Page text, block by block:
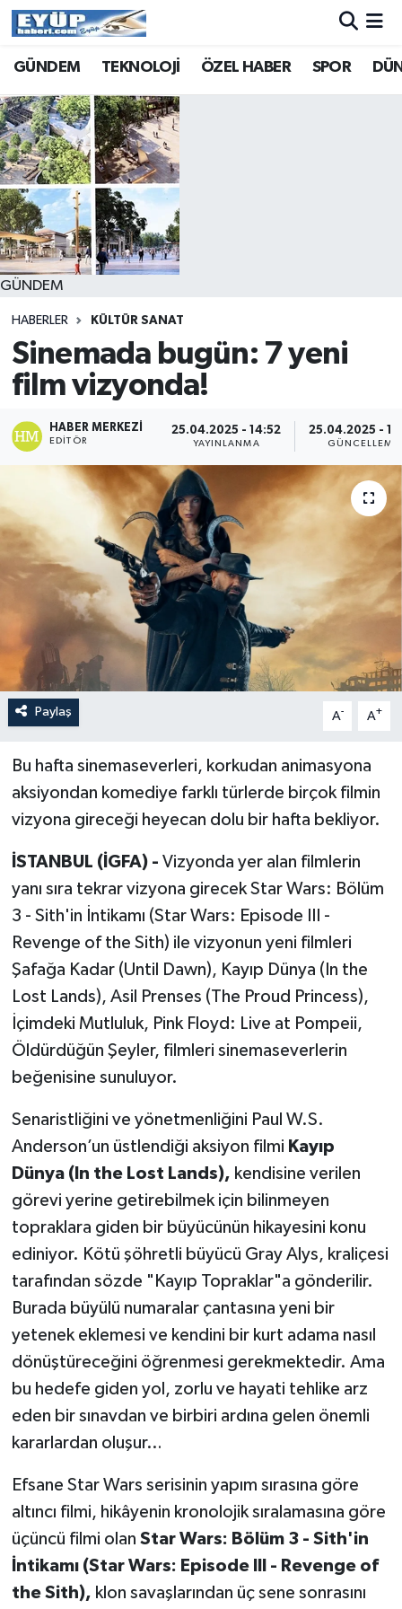
GÜNDEM TEKNOLOJİ ÖZEL HABER SPOR
GÜNDEM
HABERLER KÜLTÜR SANAT
Sinemada bugün: 7 yeni
film vizyonda!
HABER MERKEZI
EDITÖR
25.04.2025 - 14:52
YAYINLANMA
25.04.2025 -
GÜNCELLEME
Paylaş A- A+
Bu hafta sinemaseverleri, korkudan animasyona
aksiyondan komediye farklı türlerde birçok filmin
vizyona gireceği heyecan dolu bir hafta bekliyor.
İSTANBUL (İGFA) - Vizyonda yer alan filmlerin
yanı sıra tekrar vizyona girecek Star Wars: Bölüm
3 - Sith'in İntikamı (Star Wars: Episode III -
Revenge of the Sith) ile vizyonun yeni filmleri
Şafağa Kadar (Until Dawn), Kayıp Dünya (In the
Lost Lands), Asil Prenses (The Proud Princess),
İçimdeki Mutluluk, Pink Floyd: Live at Pompeii,
Öldürdüğün Şeyler, filmleri sinemaseverlerin
beğenisine sunuluyor.
Senaristliğini ve yönetmenliğini Paul W.S.
Anderson’un üstlendiği aksiyon filmi Kayıp
Dünya (In the Lost Lands), kendisine verilen
görevi yerine getirebilmek için bilinmeyen
topraklara giden bir büyücünün hikayesini konu
ediniyor. Kötü şöhretli büyücü Gray Alys, kraliçesi
tarafından sözde "Kayıp Topraklar"a gönderilir.
Burada büyülü numaralar çantasına yeni bir
yetenek eklemesi ve kendini bir kurt adama nasıl
dönüştüreceğini öğrenmesi gerekmektedir. Ama
bu hedefe giden yol, zorlu ve hayati tehlike arz
eden bir sınavdan ve birbiri ardına gelen önemli
kararlardan oluşur…
Efsane Star Wars serisinin yapım sırasına göre
altıncı filmi, hikâyenin kronolojik sıralamasına göre
üçüncü filmi olan Star Wars: Bölüm 3 - Sith'in
İntikamı (Star Wars: Episode III - Revenge of
the Sith), klon savaşlarından üç sene sonrasını